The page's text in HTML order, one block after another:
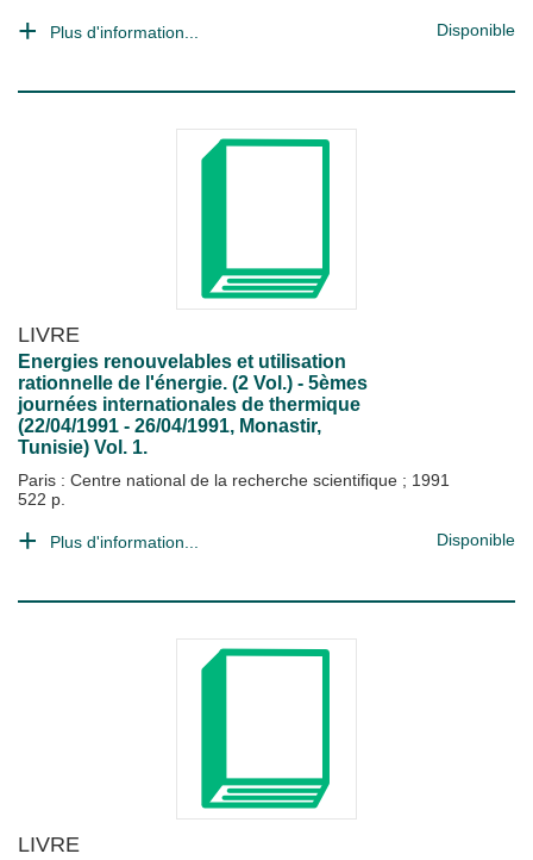
Plus d'information... Disponible
LIVRE
Energies renouvelables et utilisation
rationnelle de l'énergie. (2 Vol.) - 5èmes
journées internationales de thermique
(22/04/1991 - 26/04/1991, Monastir,
Tunisie) Vol. 1.
Paris : Centre national de la recherche scientifique ; 1991
522 p.
Plus d'information... Disponible
LIVRE